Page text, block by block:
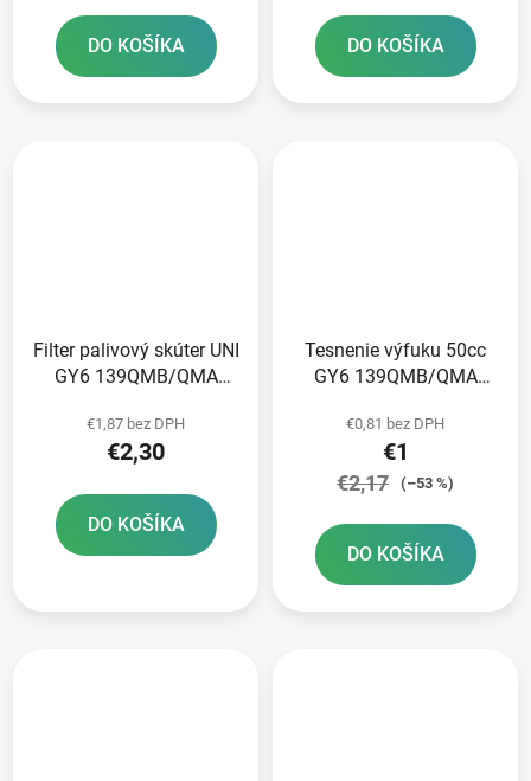
DO KOŠÍKA DO KOŠÍKA
Filter palivový skúter UNI
GY6 139QMB/QMA
152/157QMI
€1,87 bez DPH
€2,30
DO KOŠÍKA
Tesnenie výfuku 50cc
GY6 139QMB/QMA
152/157QMI
€0,81 bez DPH
€1
€2,17 (–53 %)
DO KOŠÍKA